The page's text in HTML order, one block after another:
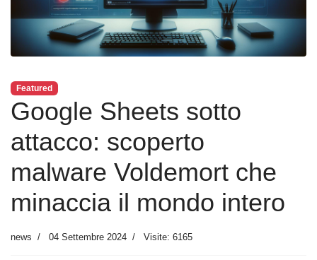
Featured
Google Sheets sotto
attacco: scoperto
malware Voldemort che
minaccia il mondo intero
news 04 Settembre 2024 Visite: 6165